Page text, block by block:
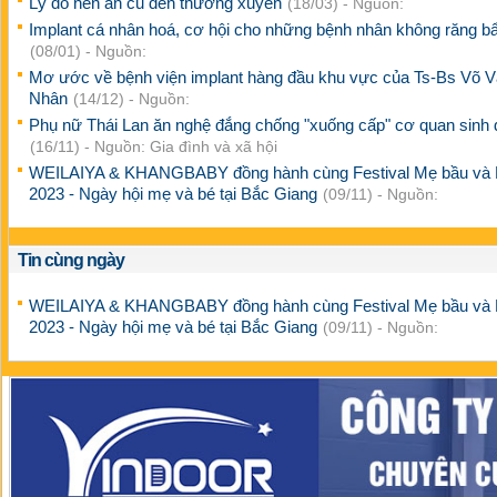
(18/03) - Nguồn:
Implant cá nhân hoá, cơ hội cho những bệnh nhân không răng
(08/01) - Nguồn:
Mơ ước về bệnh viện implant hàng đầu khu vực của Ts-Bs Võ
Nhân (14/12) - Nguồn:
Phụ nữ Thái Lan ăn nghệ đắng chống "xuống cấp" cơ quan sinh
(16/11) - Nguồn: Gia đình và xã hội
WEILAIYA & KHANGBABY đồng hành cùng Festival Mẹ bầu và
2023 - Ngày hội mẹ và bé tại Bắc Giang (09/11) - Nguồn:
Tin cùng ngày
WEILAIYA & KHANGBABY đồng hành cùng Festival Mẹ bầu và
2023 - Ngày hội mẹ và bé tại Bắc Giang (09/11) - Nguồn: